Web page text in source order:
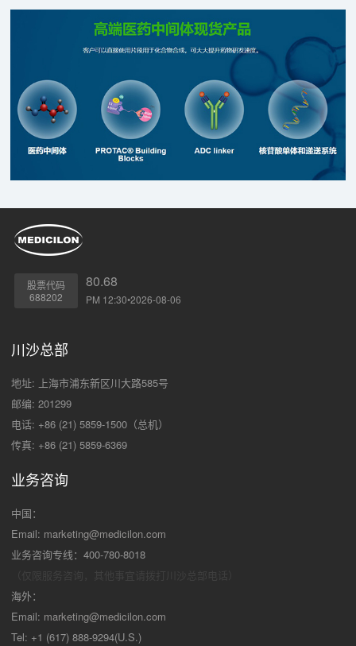
股票代码
688202
80.68
PM 12:30•2026-08-06
川沙总部
地址: 上海市浦东新区川大路585号
邮编: 201299
电话: +86 (21) 5859-1500（总机）
传真: +86 (21) 5859-6369
业务咨询
中国：
Email: marketing@medicilon.com
业务咨询专线：400-780-8018
海外：
Email: marketing@medicilon.com
Tel: +1 (617) 888-9294(U.S.)